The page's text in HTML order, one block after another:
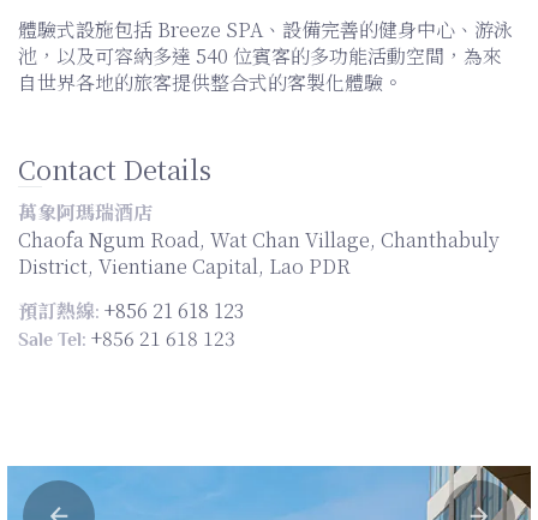
體驗式設施包括 Breeze SPA、設備完善的健身中心、游泳
池，以及可容納多達 540 位賓客的多功能活動空間，為來
自世界各地的旅客提供整合式的客製化體驗。
Contact Details
萬象阿瑪瑞酒店
Chaofa Ngum Road, Wat Chan Village, Chanthabuly
District, Vientiane Capital, Lao PDR
預訂熱線: +856 21 618 123
Sale Tel: +856 21 618 123